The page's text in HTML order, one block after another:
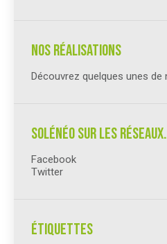
Nos réalisations
Découvrez quelques unes de
Solénéo sur les
Facebook
Twitter
Étiquettes